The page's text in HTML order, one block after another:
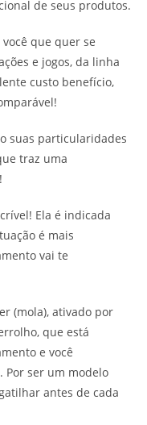
de seus produtos.
que quer se
e jogos, da linha
custo benefício,
suas particularidades
traz uma
Ela é indicada
é mais
vai te
(mola), ativado por
que está
e você
ser um modelo
antes de cada